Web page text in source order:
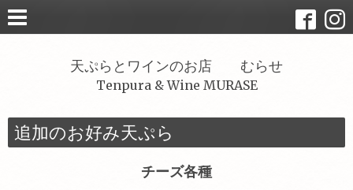
天ぷらとワインのお店 むらせ
Tenpura & Wine MURASE
追加のお好み天ぷら
チーズ各種